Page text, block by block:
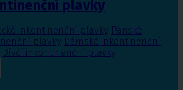
plavky
inkontinenční plavky, Pánské
plavky, Dámské inkontinenční
Dívčí inkontinenční plavky